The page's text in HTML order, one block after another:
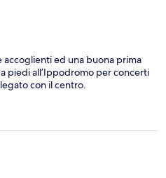
accoglienti ed una buona prima
piedi all’Ippodromo per concerti
con il centro.